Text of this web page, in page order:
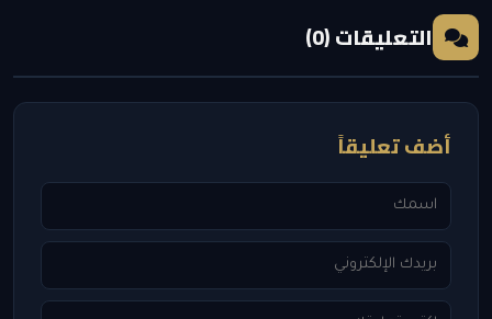
التعليقات (0)
أضف تعليقاً